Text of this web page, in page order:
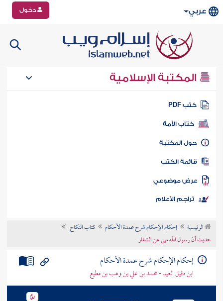
عربي دخول
المكتبة الإسلامية
كتب PDF
كتاب الأمة
المكتبة
الكتب
موضوعي
تراجم الأعلام
الرئيسية إحكام الإحكام شرح عمدة الأحكام
كتاب النكاح
حديث أن رسول الله نهى عن الشغار
إحكام الإحكام شرح عمدة الأحكام
ابن دقيق العيد - محمد بن علي بن وهب بن مطيع